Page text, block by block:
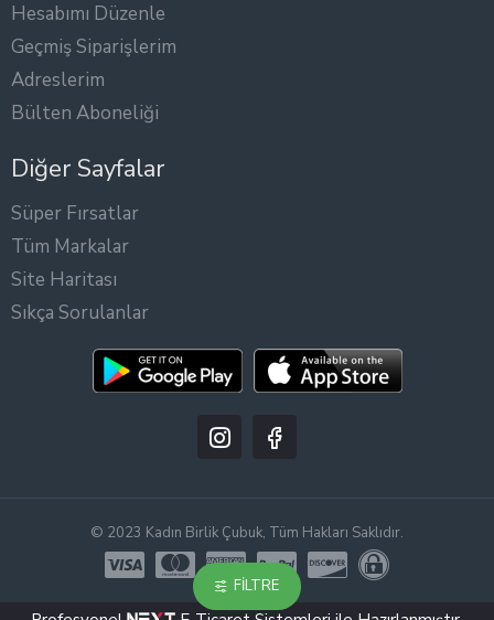
Hesabımı Düzenle
Geçmiş Siparişlerim
Adreslerim
Bülten Aboneliği
Diğer Sayfalar
Süper Fırsatlar
Tüm Markalar
Site Haritası
Sıkça Sorulanlar
© 2023 Kadın Birlik Çubuk, Tüm Hakları Saklıdır.
FILTRE